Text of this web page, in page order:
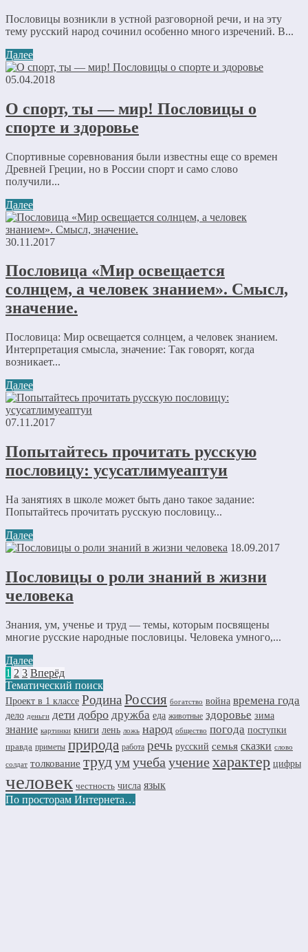
Пословицы возникли в устной разговорной речи, и на эту
тему русский народ сочинил особенно много изречений. В...
Далее
05.04.2018
О спорт, ты — мир! Пословицы о
спорте и здоровье
Спортивные соревнования были известны еще со времен
Древней Греции, но в России спорт и само слово
получили...
Далее
30.11.2017
Пословица «Мир освещается
солнцем, а человек знанием». Смысл,
значение.
Пословица: Мир освещается солнцем, а человек знанием.
Интерпретация смысла, значение: Так говорят, когда
возникает...
Далее
07.11.2017
Попытайтесь прочитать русскую
пословицу: усусатлимуеаптуи
На занятиях в школе может быть дано такое задание:
Попытайтесь прочитать русскую пословицу...
Далее
18.09.2017
Пословицы о роли знаний в жизни
человека
Знания, ум, ученье и труд — темы, которым посвящены
многие русские народные пословицы. Человека умного,...
Далее
1 2 3 Вперёд
Тематический поиск
Проект в 1 классе Родина Россия богатство война времена года
дело деньги дети добро дружба еда животные здоровье зима
знание картинки книги лень ложь народ общество погода поступки
правда приметы природа работа речь русский семья сказки слово
солдат толкование трудумучеба учениехарактер цифры
человек честность числа язык
По просторам Интернета…